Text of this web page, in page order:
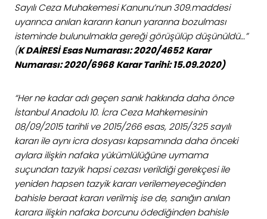
Sayılı Ceza Muhakemesi Kanunu’nun 309.maddesi
uyarınca anılan kararın kanun yararına bozulması
isteminde bulunulmakla gereği görüşülüp düşünüldü…”
(K DAİRESİ Esas Numarası: 2020/4652 Karar
Numarası: 2020/6968 Karar Tarihi: 15.09.2020)
“Her ne kadar adı geçen sanık hakkında daha önce
İstanbul Anadolu 10. İcra Ceza Mahkemesinin
08/09/2015 tarihli ve 2015/266 esas, 2015/325 sayılı
kararı ile aynı icra dosyası kapsamında daha önceki
aylara ilişkin nafaka yükümlülüğüne uymama
suçundan tazyik hapsi cezası verildiği gerekçesi ile
yeniden hapsen tazyik kararı verilemeyeceğinden
bahisle beraat kararı verilmiş ise de, sanığın anılan
karara ilişkin nafaka borcunu ödediğinden bahisle